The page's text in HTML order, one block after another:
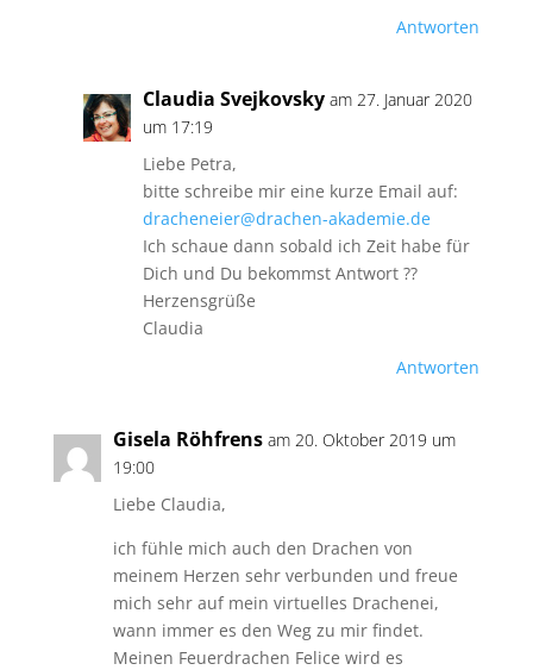
Antworten
Claudia Svejkovsky am 27. Januar 2020
um 17:19
Liebe Petra,
bitte schreibe mir eine kurze Email auf:
dracheneier@drachen-akademie.de
Ich schaue dann sobald ich Zeit habe für
Dich und Du bekommst Antwort ??
Herzensgrüße
Claudia
Antworten
Gisela Röhfrens am 20. Oktober 2019 um
19:00
Liebe Claudia,
ich fühle mich auch den Drachen von
meinem Herzen sehr verbunden und freue
mich sehr auf mein virtuelles Drachenei,
wann immer es den Weg zu mir findet.
Meinen Feuerdrachen Felice wird es